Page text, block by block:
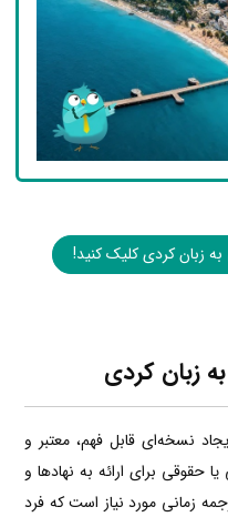
زبان کردی کلیک کنید!
زبان کردی
نسخه‌ای قابل فهم، معتبر و
برای ارائه به نهادها و
زمانی مورد نیاز است که فرد